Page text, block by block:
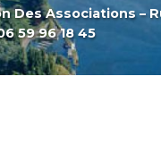
Des Associations –
59 96 18 45